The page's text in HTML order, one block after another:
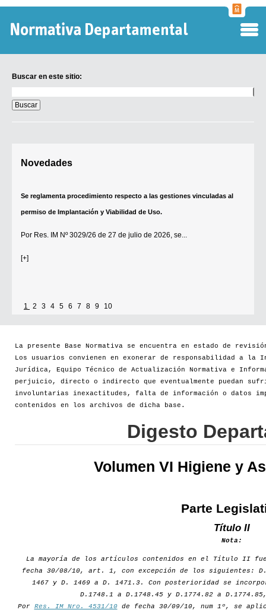
Buscar en este sitio:
en
este
sitio:
Novedades
Se reglamenta procedimiento respecto a las gestiones vinculadas al
permiso de Implantación y Viabilidad de Uso.
Por Res. IM Nº 3029/26 de 27 de julio de 2026, se...
[+]
1 2 3 4 5 6 7 8 9 10
La presente Base Normativa se encuentra en estado de
Los usuarios convienen en exonerar de responsabilidad a la
Jurídica, Equipo Técnico de Actualización Normativa e
perjuicio, directo o indirecto que eventualmente puedan
involuntarias inexactitudes, falta de información o datos
contenidos en los archivos de dicha base.
Digesto
Volumen VI Higiene y
Parte
Título II
Nota:
La mayoría de los artículos contenidos en el Título II
fecha 30/08/10, art. 1, con excepción de los siguientes:
1467 y D. 1469 a D. 1471.3. Con posterioridad se
D.1748.1 a D.1748.45 y D.1774.82 a
Por Res. IM Nro. 4531/10de fecha 30/09/10, num 1º, se